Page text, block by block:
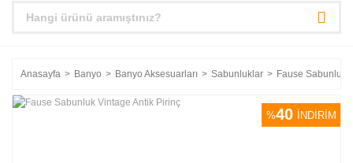
Anasayfa Banyo Banyo Aksesuarları Sabunluklar Fause Sabunluk
%40 İNDİRİM